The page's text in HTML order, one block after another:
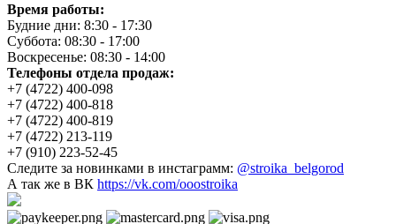
Время работы:
Будние дни: 8:30 - 17:30
Суббота: 08:30 - 17:00
Воскресенье: 08:30 - 14:00
Телефоны отдела продаж:
+7 (4722) 400-098
+7 (4722) 400-818
+7 (4722) 400-819
+7 (4722) 213-119
+7 (910) 223-52-45
Следите за новинками в инстаграмм: @stroika_belgorod
А так же в ВК https://vk.com/ooostroika